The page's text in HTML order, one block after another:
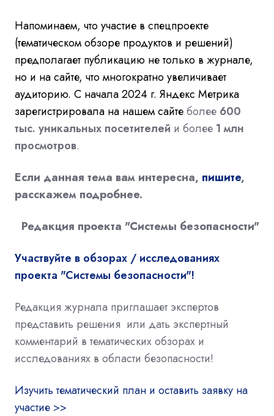
Напоминаем, что участие в спецпроекте
(тематическом обзоре продуктов и решений)
предполагает публикацию не только в журнале,
но и на сайте, что многократно увеличивает
аудиторию. С начала 2024 г. Яндекс Метрика
зарегистрировала на нашем сайтеболее 600
тыс. уникальных посетителей и более 1 млн
просмотров.
Если данная тема вам интересна, пишите,
расскажем подробнее.
Редакция проекта "Системы безопасности"
Участвуйте в обзорах / исследованиях
проекта "Системы безопасности"!
Редакция журнала приглашает экспертов
представить решения или дать экспертный
комментарий в тематических обзорах и
исследованиях в области безопасности!
Изучить тематический план и оставить заявку на
участие >>